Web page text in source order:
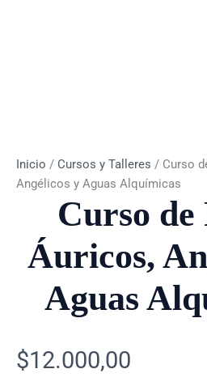
Inicio / Cursos y Talleres / Curso
Angélicos y Aguas Alquímicas
Curso de
Áuricos,
Aguas
$12.000,00